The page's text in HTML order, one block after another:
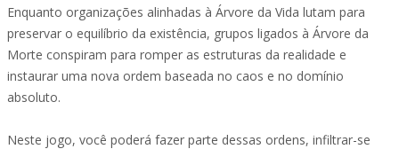
Enquanto organizações alinhadas à Árvore da Vida lutam para
preservar o equilíbrio da existência, grupos ligados à Árvore da
Morte conspiram para romper as estruturas da realidade e
instaurar uma nova ordem baseada no caos e no domínio
absoluto.
Neste jogo, você poderá fazer parte dessas ordens, infiltrar-se